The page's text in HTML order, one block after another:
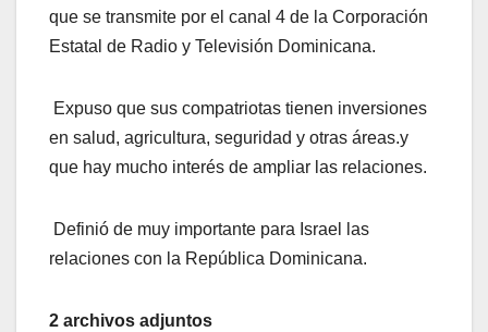
que se transmite por el canal 4 de la Corporación
Estatal de Radio y Televisión Dominicana.
Expuso que sus compatriotas tienen inversiones
en salud, agricultura, seguridad y otras áreas.y
que hay mucho interés de ampliar las relaciones.
Definió de muy importante para Israel las
relaciones con la República Dominicana.
2 archivos adjuntos